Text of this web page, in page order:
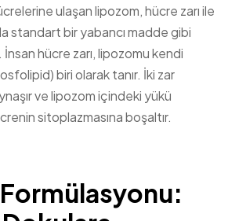
ulaşan lipozom, hücre zarı ile
standart bir yabancı madde gibi
hücre zarı, lipozomu kendi
biri olarak tanır. İki zar
ve lipozom içindeki yükü
sitoplazmasına boşaltır.